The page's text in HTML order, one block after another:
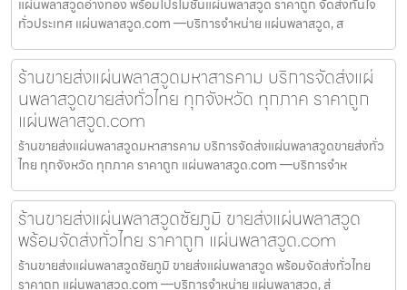
แผ่นพลาสวูดอ่างทอง พร้อมโปรโมชั่นแผ่นพลาสวูด ราคาถูก จัดส่งทันใจ
ทั่วประเทศ แผ่นพลาสวูด.com —บริการจำหน่าย แผ่นพลาสวูด, ส
ร้านขายส่งแผ่นพลาสวูดมหาสารคาม บริการจัดส่งแผ่
นพลาสวูดขายส่งทั่วไทย ทุกจังหวัด ทุกภาค ราคาถูก
แผ่นพลาสวูด.com
ร้านขายส่งแผ่นพลาสวูดมหาสารคาม บริการจัดส่งแผ่นพลาสวูดขายส่งทั่ว
ไทย ทุกจังหวัด ทุกภาค ราคาถูก แผ่นพลาสวูด.com —บริการจำห
ร้านขายส่งแผ่นพลาสวูดชัยภูมิ ขายส่งแผ่นพลาสวูด
พร้อมจัดส่งทั่วไทย ราคาถูก แผ่นพลาสวูด.com
ร้านขายส่งแผ่นพลาสวูดชัยภูมิ ขายส่งแผ่นพลาสวูด พร้อมจัดส่งทั่วไทย
ราคาถูก แผ่นพลาสวูด.com —บริการจำหน่าย แผ่นพลาสวูด, ส่